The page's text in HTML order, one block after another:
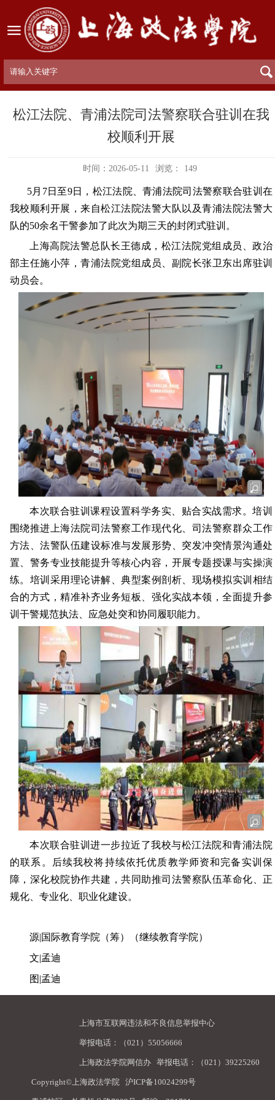
松江法院、青浦法院司法警察联合驻训在我
校顺利开展
时间：2026-05-11 浏览： 149
5月 7日至9日，松江法院、青浦法院司法警察联合驻训在
我校顺利开展，来自松江法院法警大队以及青浦法院法警大
队的50余名干警参加了此次为期三天的封闭式驻训。
上海高院法警总队长王德成，松江法院党组成员、政治
部主任施小萍，青浦法院党组成员、副院长张卫东出席驻训
动员会。
本次联合驻训课程设置科学务实、贴合实战需求。培训
围绕推进上海法院司法警察工作现代化、司法警察群众工作
方法、法警队伍建设标准与发展形势、突发冲突情景沟通处
置、警务专业技能提升等核心内容，开展专题授课与实操演
练。培训采用理论讲解、典型案例剖析、现场模拟实训相结
合的方式，精准补齐业务短板、强化实战本领，全面提升参
训干警规范执法、应急处突和协同履职能力。
本次联合驻训进一步拉近了我校与松江法院和青浦法院
的联系。后续我校将持续依托优质教学师资和完备实训保
障，深化校院协作共建，共同助推司法警察队伍革命化、正
规化、专业化、职业化建设。
源|国际教育学院（筹）（继续教育学院）
文|孟迪
图|孟迪
上海市互联网违法和不良信息举报中心
举报电话：（021）55056666
上海政法学院网信办 举报电话：（021）39225260
Copyright©上海政法学院 沪ICP备10024299号